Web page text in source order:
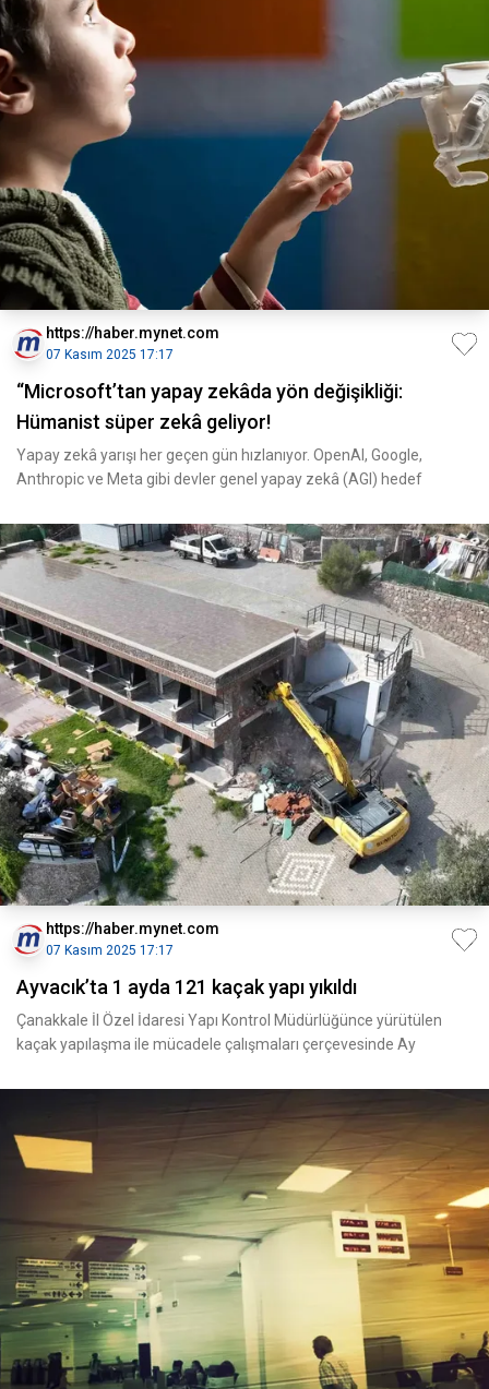
https://haber.mynet.com
07 Kasım 2025 17:17
“Microsoft’tan yapay zekâda yön değişikliği:
Hümanist süper zekâ geliyor!
Yapay zekâ yarışı her geçen gün hızlanıyor. OpenAI, Google,
Anthropic ve Meta gibi devler genel yapay zekâ (AGI) hedef
https://haber.mynet.com
07 Kasım 2025 17:17
Ayvacık’ta 1 ayda 121 kaçak yapı yıkıldı
Çanakkale İl Özel İdaresi Yapı Kontrol Müdürlüğünce yürütülen
kaçak yapılaşma ile mücadele çalışmaları çerçevesinde Ay